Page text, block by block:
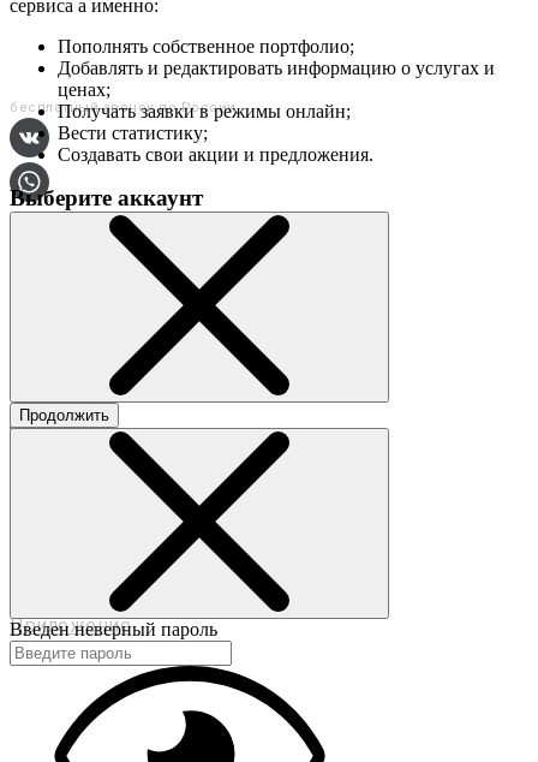
Приложение
Мы в соц. сетях
+7 (800) 551-80-29
бесплатный звонок по России
О сервисе
©2017-2020 beautybox.ru
Договор-оферта
Пользовательское соглашение
Политика конфиденциальности
Приложение
сервиса а именно:
Пополнять собственное портфолио;
Добавлять и редактировать информацию о услугах и
ценах;
Получать заявки в режимы онлайн;
Вести статистику;
Создавать свои акции и предложения.
Выберите аккаунт
Продолжить
Введен неверный пароль